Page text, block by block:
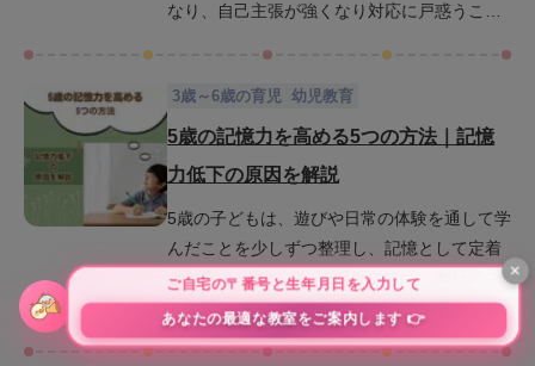
方法が見つかるでしょう。
なり、自己主張が強くなり対応に戸惑うこと
た知能の基礎が飛躍的に伸びるチャンスでも
あります。この記事では、5歳児の発達の目安
わり方を通じて、知能を効果的に育てるヒン
トを紹介します。ぜひこの記事を読んで、よ
り前向きな子育てに役立ててください。
3歳～6歳の育児 幼児教育
5歳の記憶力を高める5つの方法｜記憶
力低下の原因を解説
5歳の子どもは、遊びや日常の体験を通して学
んだことを少しずつ整理し、記憶として定着
させる力が伸びていく時期です。「昨日のこ
とを話してくれた」「絵本の内容を覚えてい
た」など、成長を実感できる場面も多くなる